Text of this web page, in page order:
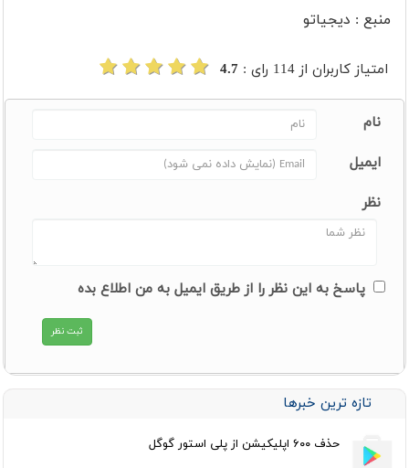
منبع : دیجیاتو
امتیاز کاربران از 114 رای : 4.7
نام
ایمیل
نظر
پاسخ به این نظر را از طریق ایمیل به من اطلاع بده
تازه ترین خبرها
حذف ۶۰۰ اپلیکیشن از پلی استور گوگل